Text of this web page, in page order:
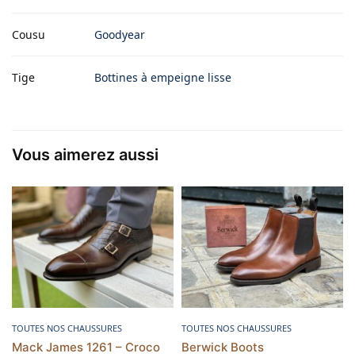
Cousu Goodyear
Tige Bottines à empeigne lisse
Vous aimerez aussi
Choix des options
TOUTES NOS CHAUSSURES
Mack James 1261 – Croco
Choix des options
TOUTES NOS CHAUSSURES
Berwick Boots